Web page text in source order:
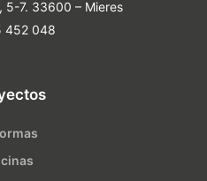
5-7. 33600 – Mieres
452 048